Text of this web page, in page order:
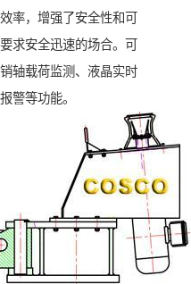
率，增强了安全性和可
求安全迅速的场合。可
轴载荷监测、液晶实时
警等功能。